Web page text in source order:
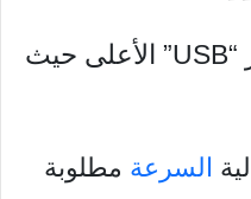
1- استخدام موزع إصدار “USB” الأعلى حيث
السرعة مطلوبة